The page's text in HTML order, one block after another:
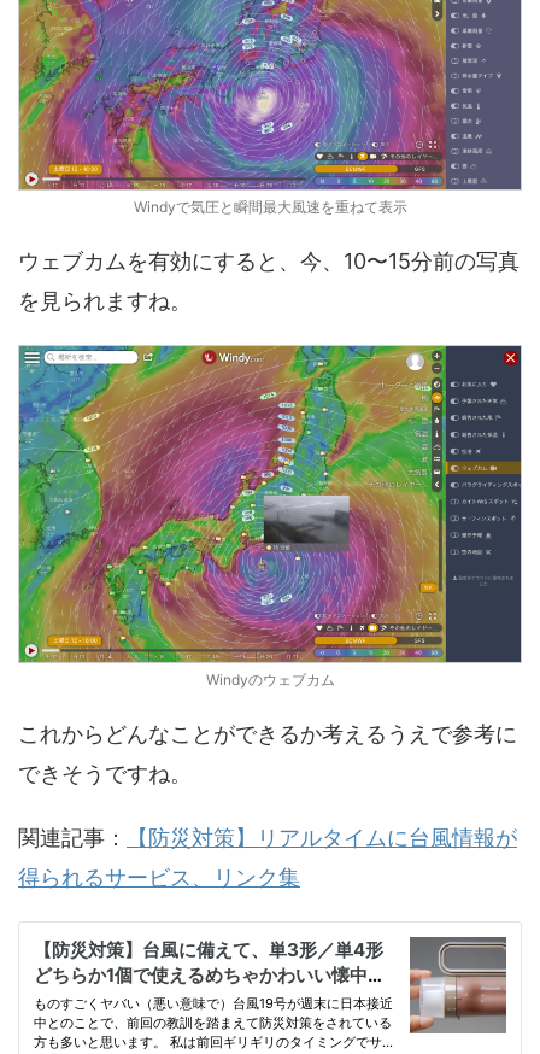
Windyで気圧と瞬間最大風速を重ねて表示
ウェブカムを有効にすると、今、10〜15分前の写真
を見られますね。
Windyのウェブカム
これからどんなことができるか考えるうえで参考に
できそうですね。
関連記事：
【防災対策】リアルタイムに台風情報が
得られるサービス、リンク集